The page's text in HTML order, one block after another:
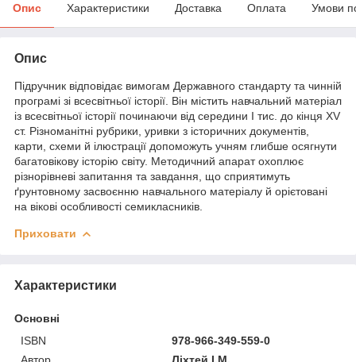
Опис Характеристики Доставка Оплата Умови
Опис
Підручник відповідає вимогам Державного стандарту та чинній
програмі зі всесвітньої історії. Він містить навчальний матеріал
із всесвітньої історії починаючи від середини І тис. до кінця XV
ст. Різноманітні рубрики, уривки з історичних документів,
карти, схеми й ілюстрації допоможуть учням глибше осягнути
багатовікову історію світу. Методичний апарат охоплює
різнорівневі запитання та завдання, що сприятимуть
ґрунтовному засвоєнню навчального матеріалу й орієтовані
на вікові особливості семикласників.
Приховати
Характеристики
Основні
ISBN
978-966-349-559-0
Автор
Ліхтей І.М.